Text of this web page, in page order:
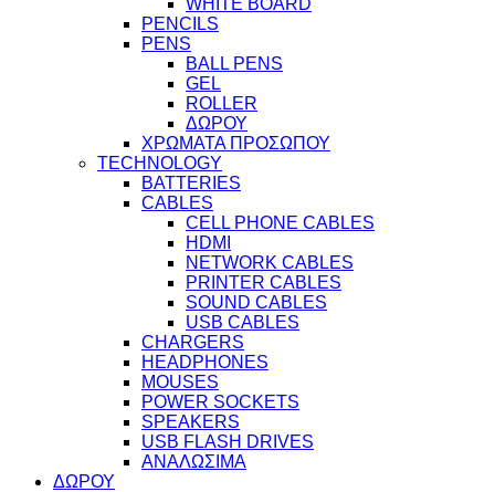
WHITE BOARD
PENCILS
PENS
BALL PENS
GEL
ROLLER
ΔΩΡΟΥ
ΧΡΩΜΑΤΑ ΠΡΟΣΩΠΟΥ
TECHNOLOGY
BATTERIES
CABLES
CELL PHONE CABLES
HDMI
NETWORK CABLES
PRINTER CABLES
SOUND CABLES
USB CABLES
CHARGERS
HEADPHONES
MOUSES
POWER SOCKETS
SPEAKERS
USB FLASH DRIVES
ΑΝΑΛΩΣΙΜΑ
ΔΩΡΟΥ